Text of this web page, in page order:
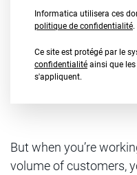
Informatica utilisera ces
politique de confidentialité.
Ce site est protégé par le
confidentialité ainsi que les
s'appliquent.
But when you’re
volume of customers,